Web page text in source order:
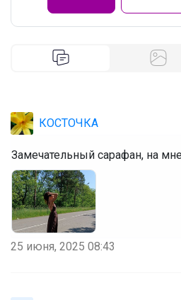
КОСТОЧКА
Замечательный сарафан, на
25 июня, 2025 08:43
Брюнетка
Поло для девочки